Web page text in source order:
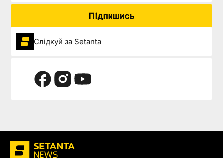
Підпишись
Слідкуй за Setanta